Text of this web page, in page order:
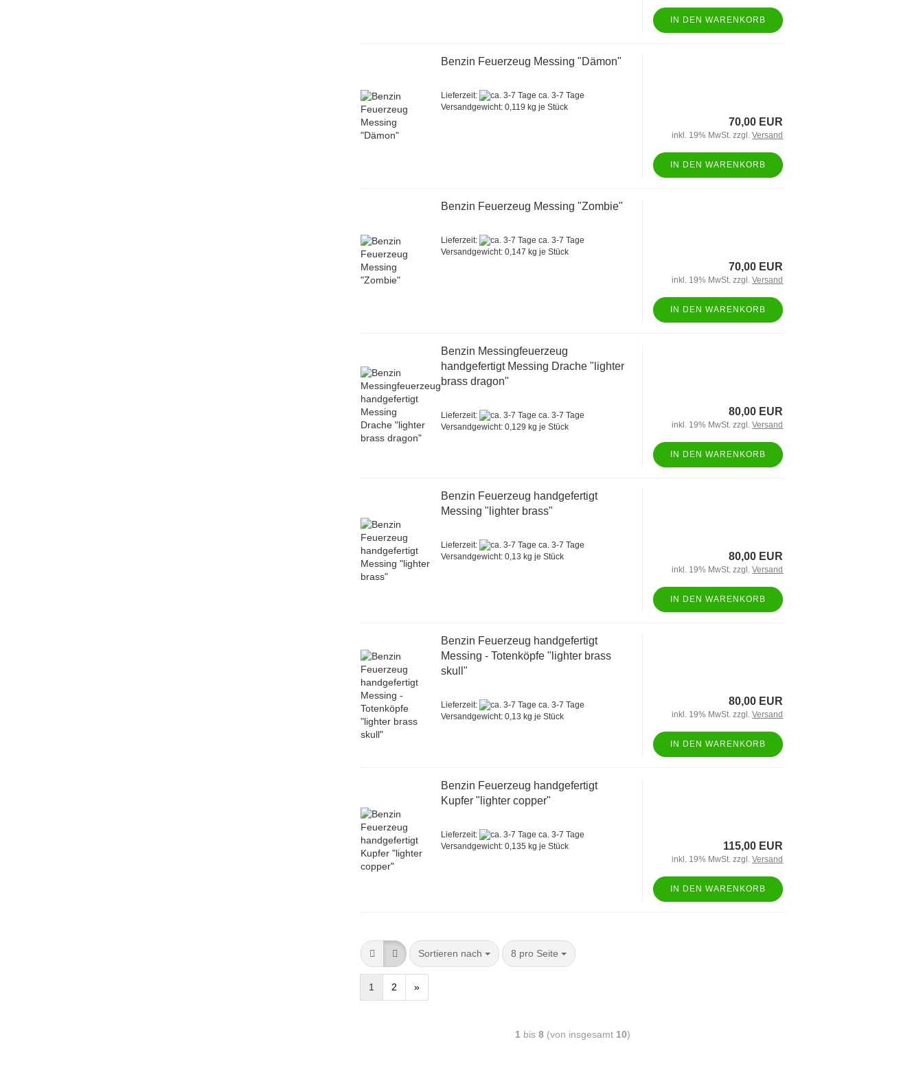
IN DEN WARENKORB
Benzin Feuerzeug Messing "Dämon"
Lieferzeit:
ca. 3-7 Tage
Versandgewicht:0,119 kg je Stück
70,00 EUR
inkl. 19% MwSt. zzgl.Versand
IN DEN WARENKORB
Benzin Feuerzeug Messing "Zombie"
Lieferzeit:
ca. 3-7 Tage
Versandgewicht:0,147 kg je Stück
70,00 EUR
inkl. 19% MwSt. zzgl.Versand
IN DEN WARENKORB
Benzin Messingfeuerzeug
handgefertigt Messing Drache "lighter
brass dragon"
Lieferzeit:
ca. 3-7 Tage
Versandgewicht:0,129 kg je Stück
80,00 EUR
inkl. 19% MwSt. zzgl.Versand
IN DEN WARENKORB
Benzin Feuerzeug handgefertigt
Messing "lighter brass"
Lieferzeit:
ca. 3-7 Tage
Versandgewicht:0,13 kg je Stück 80,00 EUR
inkl. 19% MwSt. zzgl.Versand
IN DEN WARENKORB
Benzin Feuerzeug handgefertigt
Messing - Totenköpfe "lighter brass
skull"
Lieferzeit:
ca. 3-7 Tage
Versandgewicht:0,13 kg je Stück
80,00 EUR
inkl. 19% MwSt. zzgl.Versand
IN DEN WARENKORB
Benzin Feuerzeug handgefertigt
Kupfer "lighter copper"
Lieferzeit:
ca. 3-7 Tage
Versandgewicht:0,135 kg je Stück 115,00 EUR
inkl. 19% MwSt. zzgl.Versand
IN DEN WARENKORB
Sortieren nach 8 pro Seite
1 2 »
1 bis 8(von insgesamt 10)